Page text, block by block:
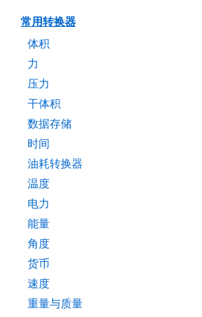
常用转换器
体积
力
压力
干体积
数据存储
时间
油耗转换器
温度
电力
能量
角度
货币
速度
重量与质量